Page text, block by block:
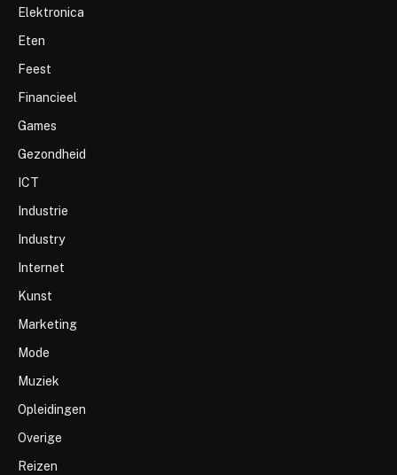
Elektronica
Eten
Feest
Financieel
Games
Gezondheid
ICT
Industrie
Industry
Internet
Kunst
Marketing
Mode
Muziek
Opleidingen
Overige
Reizen